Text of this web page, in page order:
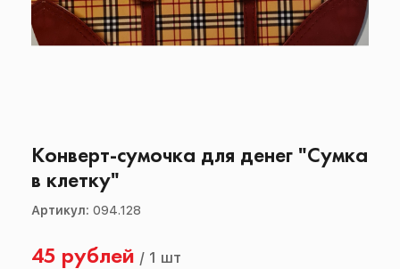
Конверт-сумочка для денег "Сумка
в клетку"
Артикул: 094.128
45 рублей / 1 шт